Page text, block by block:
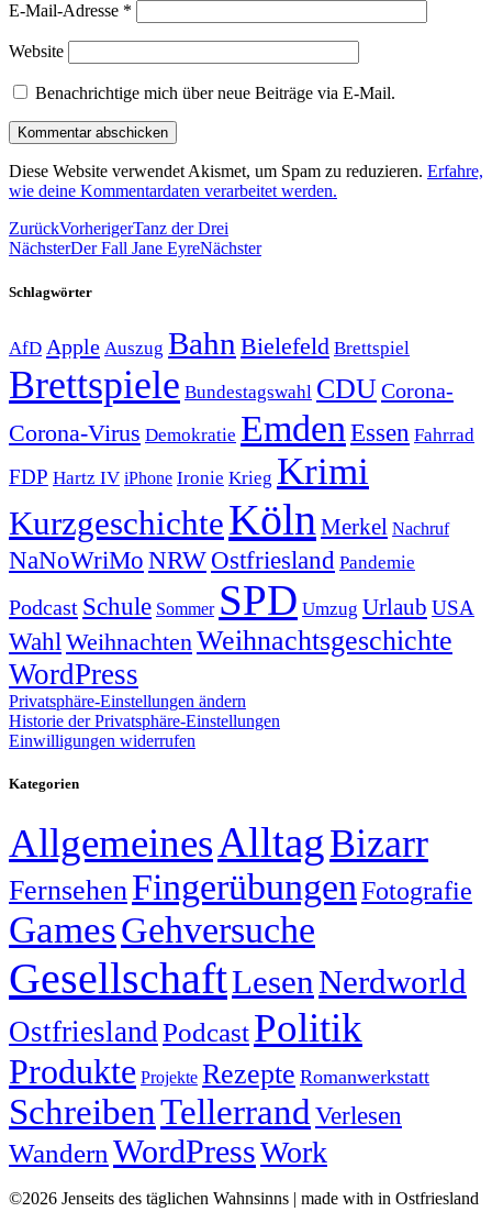
E-Mail-Adresse *
Website
Benachrichtige mich über neue Beiträge via E-Mail.
Diese Website verwendet Akismet, um Spam zu reduzieren. Erfahre,
wie deine Kommentardaten verarbeitet werden.
ZurückVorherigerTanz der Drei
NächsterDer Fall Jane EyreNächster
Schlagwörter
AfD Apple Auszug Bahn Bielefeld Brettspiel
Brettspiele Bundestagswahl CDUCorona-
Corona-Virus Demokratie Emden Essen Fahrrad
FDP Hartz IV iPhone Ironie Krieg Krimi
KurzgeschichteKöln Merkel Nachruf
NaNoWriMo NRWOstfriesland Pandemie
Podcast Schule Sommer SPD Umzug Urlaub USA
Wahl Weihnachten Weihnachtsgeschichte
WordPress
Privatsphäre-Einstellungen ändern
Historie der Privatsphäre-Einstellungen
Einwilligungen widerrufen
Kategorien
AllgemeinesAlltagBizarr
FernsehenFingerübungen Fotografie
GamesGehversuche
GesellschaftLesenNerdworld
OstfrieslandPodcastPolitik
Produkte Projekte Rezepte Romanwerkstatt
SchreibenTellerrand Verlesen
Wandern WordPressWork
©2026 Jenseits des täglichen Wahnsinns | made with in Ostfriesland